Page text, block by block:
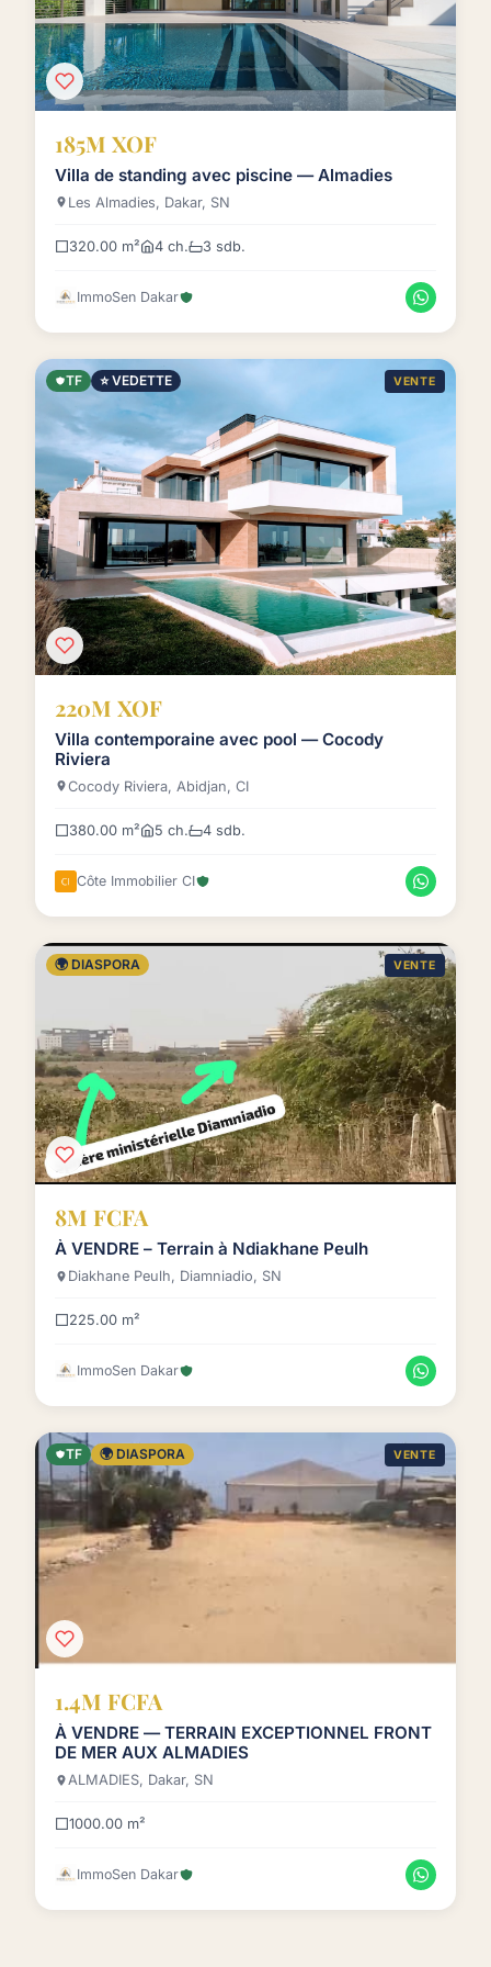
185M XOF
Villa de standing avec piscine — Almadies
Les Almadies, Dakar, SN
320.00 m² 4 ch. 3 sdb.
ImmoSen Dakar
TF ⭐ VEDETTE VENTE
220M XOF
Villa contemporaine avec pool — Cocody
Riviera
Cocody Riviera, Abidjan, CI
380.00 m² 5 ch. 4 sdb.
Côte Immobilier CI
🌍 DIASPORA VENTE
8M FCFA
À VENDRE – Terrain à Ndiakhane Peulh
Diakhane Peulh, Diamniadio, SN
225.00 m²
ImmoSen Dakar
TF 🌍 DIASPORA VENTE
1.4M FCFA
À VENDRE — TERRAIN EXCEPTIONNEL FRONT
DE MER AUX ALMADIES
ALMADIES, Dakar, SN
1000.00 m²
ImmoSen Dakar